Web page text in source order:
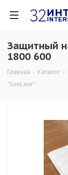
Защитный
1800 600
Главная - Каталог -
"SonLine"